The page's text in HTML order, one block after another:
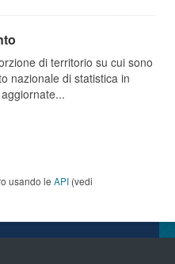
di territorio su cui sono
nazionale di statistica in
usando le API (vedi